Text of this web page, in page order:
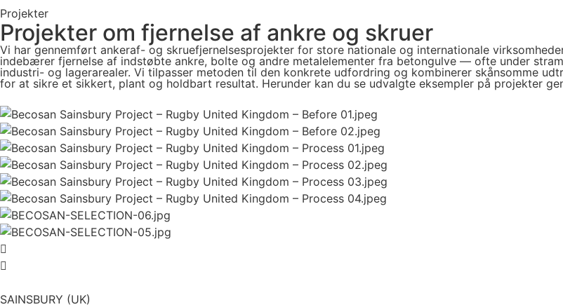
Projekter
Projekter om fjernelse af ankre og skruer
Vi har gennemført ankeraf- og skruefjernelsesprojekter for store nationale og internationale
indebærer fjernelse af indstøbte ankre, bolte og andre metalelementer fra betongulve — ofte under
industri- og lagerarealer. Vi tilpasser metoden til den konkrete udfordring og kombinerer skånsomme
for at sikre et sikkert, plant og holdbart resultat. Herunder kan du se udvalgte eksempler på projekter
SAINSBURY (UK)